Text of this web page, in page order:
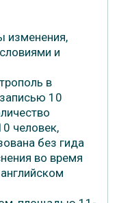
изменения,
и
в
10
человек,
без гида
во время